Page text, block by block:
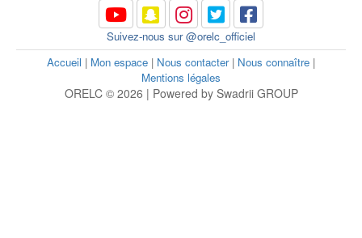
Suivez-nous sur @orelc_officiel
Accueil | Mon espace | Nous contacter| Nous connaître |
Mentions légales
ORELC © 2026 | Powered by Swadrii GROUP